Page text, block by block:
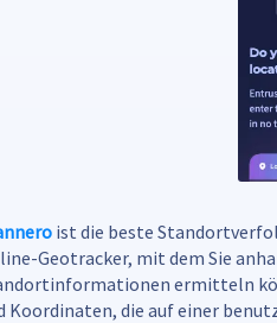
ist die beste
Geotracker, mit dem Sie
ermitteln
Koordinaten, die auf einer